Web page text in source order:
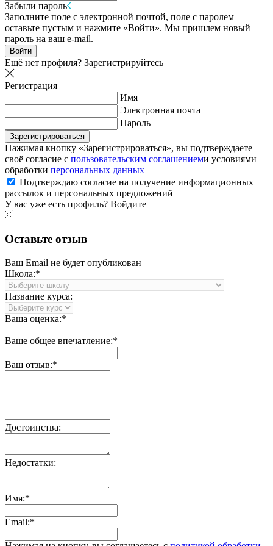
Забыли пароль
Заполните поле с электронной почтой, поле с паролем
оставьте пустым и нажмите «Войти». Мы пришлем новый
пароль на ваш e-mail.
Войти
Ещё нет профиля? Зарегистрируйтесь
Регистрация
Имя
Электронная почта
Пароль
Зарегистрироваться
Нажимая кнопку «Зарегистрироваться», вы подтверждаете
своё согласие с пользовательским соглашениеми условиями
обработки персональных данных
Подтверждаю согласие на получение информационных
рассылок и персональных предложений
У вас уже есть профиль? Войдите
Оставьте отзыв
Ваш Email не будет опубликован
Школа:*
Название курса:
Ваша оценка:*
Ваше общее впечатление:*
Ваш отзыв:*
Достоинства:
Недостатки:
Имя:*
Email:*